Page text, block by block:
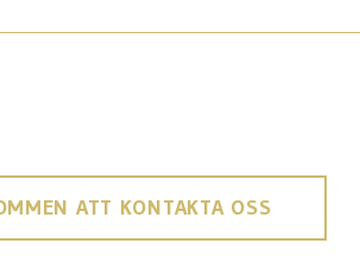
ATT KONTAKTA OSS